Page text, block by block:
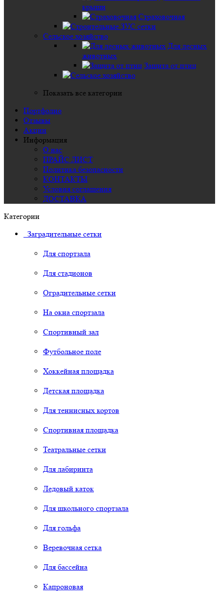
крыши
Страховочная
Сельское хозяйство
Для лесных
животных
Защита от птиц
Показать все категории
Портфолио
Отзывы
Акции
Информация
О нас
ПРАЙС ЛИСТ
Политика безопасности
КОНТАКТЫ
Условия соглашения
ДОСТАВКА
Категории
Заградительные сетки
Для спортзала
Для стадионов
Оградительные сетки
На окна спортзала
Спортивный зал
Футбольное поле
Хоккейная площадка
Детская площадка
Для теннисных кортов
Спортивная площадка
Театральные сетки
Для лабиринта
Ледовый каток
Для школьного спортзала
Для гольфа
Веревочная сетка
Для бассейна
Капроновая